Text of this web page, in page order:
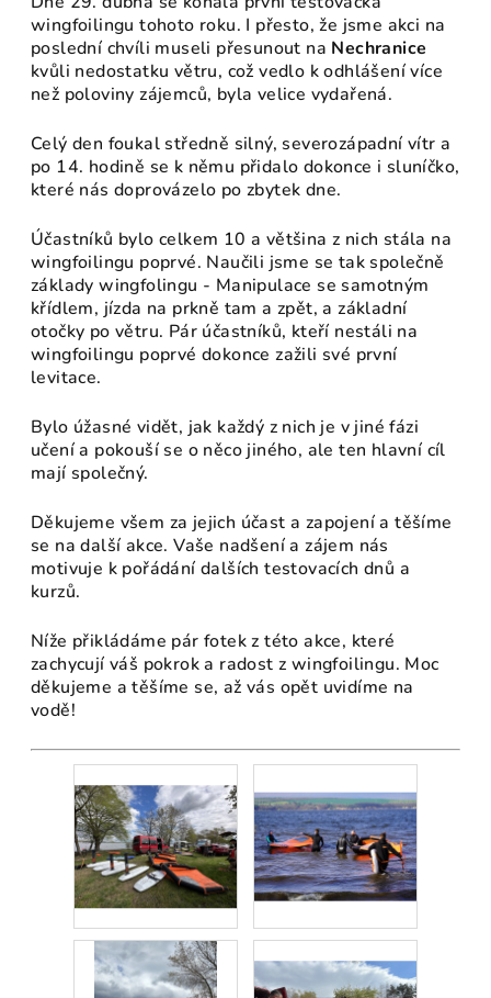
wingfoilingu tohoto roku. I přesto, že jsme akci na
poslední chvíli museli přesunout na Nechranice
kvůli nedostatku větru, což vedlo k odhlášení více
než poloviny zájemců, byla velice vydařená.
Celý den foukal středně silný, severozápadní vítr a
po 14. hodině se k němu přidalo dokonce i sluníčko,
které nás doprovázelo po zbytek dne.
Účastníků bylo celkem 10 a většina z nich stála na
wingfoilingu poprvé. Naučili jsme se tak společně
základy wingfolingu - Manipulace se samotným
křídlem, jízda na prkně tam a zpět, a základní
otočky po větru. Pár účastníků, kteří nestáli na
wingfoilingu poprvé dokonce zažili své první
levitace.
Bylo úžasné vidět, jak každý z nich je v jiné fázi
učení a pokouší se o něco jiného, ale ten hlavní cíl
mají společný.
Děkujeme všem za jejich účast a zapojení a těšíme
se na další akce. Vaše nadšení a zájem nás
motivuje k pořádání dalších testovacích dnů a
kurzů.
Níže přikládáme pár fotek z této akce, které
zachycují váš pokrok a radost z wingfoilingu. Moc
děkujeme a těšíme se, až vás opět uvidíme na
vodě!